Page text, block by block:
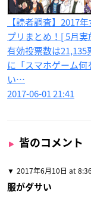
【読者調査】2017
プリまとめ！[ 5月実
有効投票数は
に「スマホゲーム
い…
2017-06-01 21:41
皆のコメント
2017年6月10日 at
服がダサい